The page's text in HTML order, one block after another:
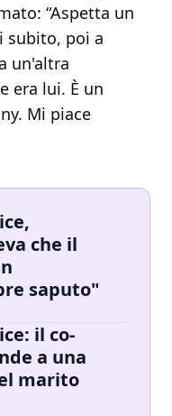
“Aspetta un
subito, poi a
un'altra
era lui. È un
Mi piace
che il
saputo"
il co-
a una
marito